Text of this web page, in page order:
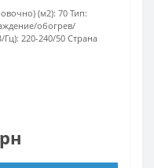
(м2): 70 Тип:
обогрев/
Гц): 220-240/50 Страна